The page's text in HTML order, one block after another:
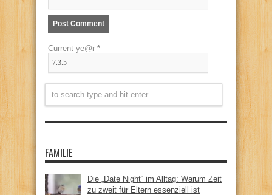
Current ye@r *
FAMILIE
Die „Date Night“ im Alltag: Warum Zeit
zu zweit für Eltern essenziell ist